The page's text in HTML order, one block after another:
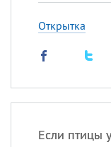
Открытка
Если птицы